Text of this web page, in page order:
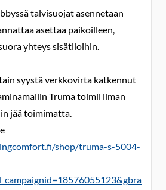
talvisuojat asennetaan
asettaa paikoilleen,
yhteys sisätiloihin.
syystä verkkovirta katkennut
Truma toimii ilman
jää toimimatta.
shop/truma-s-5004-